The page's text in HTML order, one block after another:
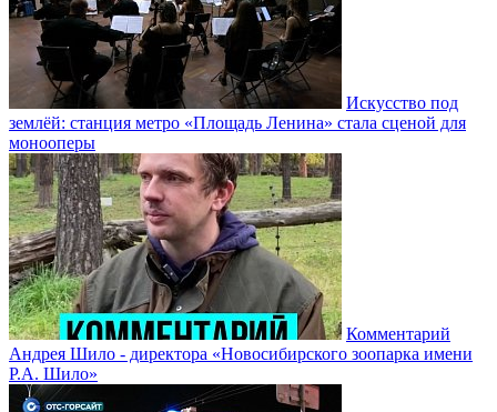
Искусство под
землёй: станция метро «Площадь Ленина» стала сценой для
монооперы
Комментарий
Андрея Шило - директора «Новосибирского зоопарка имени
Р.А. Шило»